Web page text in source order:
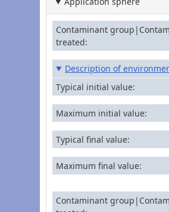
Contaminant
treated
Description of
Typical initial value
Maximum initial value
Typical final value
Maximum final value
Contaminant